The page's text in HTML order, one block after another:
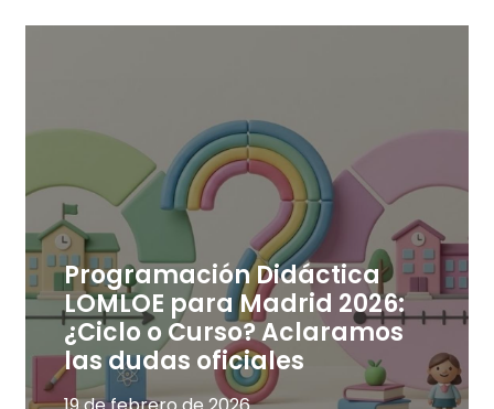
Programación Didáctica
LOMLOE para Madrid 2026:
¿Ciclo o Curso? Aclaramos
las dudas oficiales